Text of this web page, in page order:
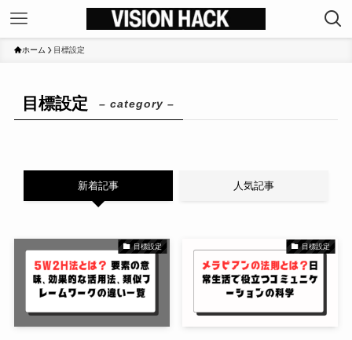
ホーム 目標設定
目標設定 – category –
新着記事 人気記事
目標設定 目標設定